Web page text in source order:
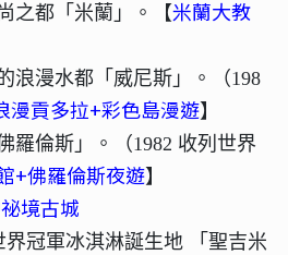
之都「米蘭」。【米蘭大教
浪漫水都「威尼斯」。（198
漫貢多拉+彩色島漫遊】
羅倫斯」。（1982 收列世界
+佛羅倫斯夜遊】
境古城
界冠軍冰淇淋誕生地 「聖吉米